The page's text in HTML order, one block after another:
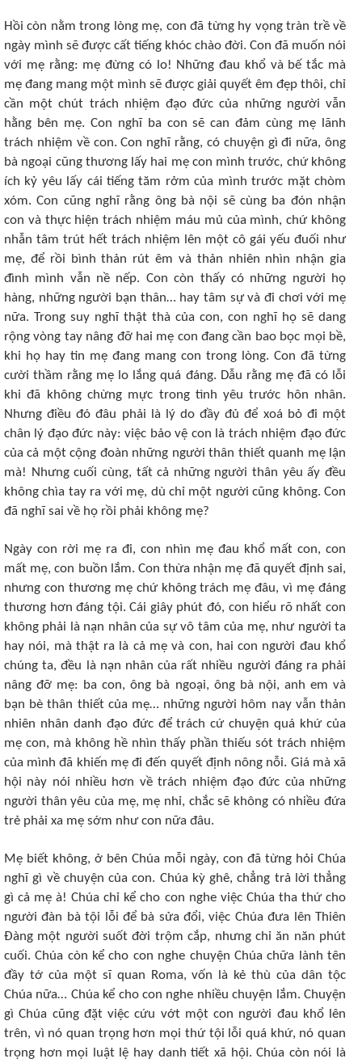
Hồi còn nằm trong lòng mẹ, con đã từng hy vọng tràn trề về
ngày mình sẽ được cất tiếng khóc chào đời. Con đã muốn nói
với mẹ rằng: mẹ đừng có lo! Những đau khổ và bế tắc mà
mẹ đang mang một mình sẽ được giải quyết êm đẹp thôi, chỉ
cần một chút trách nhiệm đạo đức của những người vẫn
hằng bên mẹ. Con nghĩ ba con sẽ can đảm cùng mẹ lãnh
trách nhiệm về con. Con nghĩ rằng, có chuyện gì đi nữa, ông
bà ngoại cũng thương lấy hai mẹ con mình trước, chứ không
ích kỷ yêu lấy cái tiếng tăm rởm của mình trước mặt chòm
xóm. Con cũng nghĩ rằng ông bà nội sẽ cùng ba đón nhận
con và thực hiện trách nhiệm máu mủ của mình, chứ không
nhẫn tâm trút hết trách nhiệm lên một cô gái yếu đuối như
mẹ, để rồi bình thản rút êm và thản nhiên nhìn nhận gia
đình mình vẫn nề nếp. Con còn thấy có những người họ
hàng, những người bạn thân… hay tâm sự và đi chơi với mẹ
nữa. Trong suy nghĩ thật thà của con, con nghĩ họ sẽ dang
rộng vòng tay nâng đỡ hai mẹ con đang cần bao bọc mọi bề,
khi họ hay tin mẹ đang mang con trong lòng. Con đã từng
cười thầm rằng mẹ lo lắng quá đáng. Dẫu rằng mẹ đã có lỗi
khi đã không chừng mực trong tình yêu trước hôn nhân.
Nhưng điều đó đâu phải là lý do đầy đủ để xoá bỏ đi một
chân lý đạo đức này: việc bảo vệ con là trách nhiệm đạo đức
của cả một cộng đoàn những người thân thiết quanh mẹ lận
mà! Nhưng cuối cùng, tất cả những người thân yêu ấy đều
không chìa tay ra với mẹ, dù chỉ một người cũng không. Con
đã nghĩ sai về họ rồi phải không mẹ?
Ngày con rời mẹ ra đi, con nhìn mẹ đau khổ mất con, con
mất mẹ, con buồn lắm. Con thừa nhận mẹ đã quyết định sai,
nhưng con thương mẹ chứ không trách mẹ đâu, vì mẹ đáng
thương hơn đáng tội. Cái giây phút đó, con hiểu rõ nhất con
không phải là nạn nhân của sự vô tâm của mẹ, như người ta
hay nói, mà thật ra là cả mẹ và con, hai con người đau khổ
chúng ta, đều là nạn nhân của rất nhiều người đáng ra phải
nâng đỡ mẹ: ba con, ông bà ngoại, ông bà nội, anh em và
bạn bè thân thiết của mẹ… những người hôm nay vẫn thản
nhiên nhân danh đạo đức để trách cứ chuyện quá khứ của
mẹ con, mà không hề nhìn thấy phần thiếu sót trách nhiệm
của mình đã khiến mẹ đi đến quyết định nông nỗi. Giá mà xã
hội này nói nhiều hơn về trách nhiệm đạo đức của những
người thân yêu của mẹ, mẹ nhỉ, chắc sẽ không có nhiều đứa
trẻ phải xa mẹ sớm như con nữa đâu.
Mẹ biết không, ở bên Chúa mỗi ngày, con đã từng hỏi Chúa
nghĩ gì về chuyện của con. Chúa kỳ ghê, chẳng trả lời thẳng
gì cả mẹ à! Chúa chỉ kể cho con nghe việc Chúa tha thứ cho
người đàn bà tội lỗi để bà sửa đổi, việc Chúa đưa lên Thiên
Đàng một người suốt đời trộm cắp, nhưng chỉ ăn năn phút
cuối. Chúa còn kể cho con nghe chuyện Chúa chữa lành tên
đầy tớ của một sĩ quan Roma, vốn là kẻ thù của dân tộc
Chúa nữa… Chúa kể cho con nghe nhiều chuyện lắm. Chuyện
gì Chúa cũng đặt việc cứu vớt một con người đau khổ lên
trên, vì nó quan trọng hơn mọi thứ tội lỗi quá khứ, nó quan
trọng hơn mọi luật lệ hay danh tiết xã hội. Chúa còn nói là